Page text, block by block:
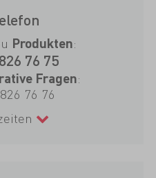
Produkten:
76 75
Fragen:
76 76